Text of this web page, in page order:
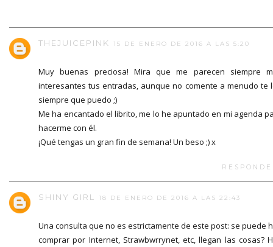
THEJUICEPINK 15 DE ENERO DE 2016 A LAS 5:20
Muy buenas preciosa! Mira que me parecen siempre
interesantes tus entradas, aunque no comente a menudo te
siempre que puedo ;)
Me ha encantado el librito, me lo he apuntado en mi agenda
hacerme con él.
¡Qué tengas un gran fin de semana! Un beso ;) x
SHINY GIRL 18 DE ENERO DE 2016 A LAS 22:43
Una consulta que no es estrictamente de este post: se puede
comprar por Internet, Strawbwrrynet, etc, llegan las cosas?